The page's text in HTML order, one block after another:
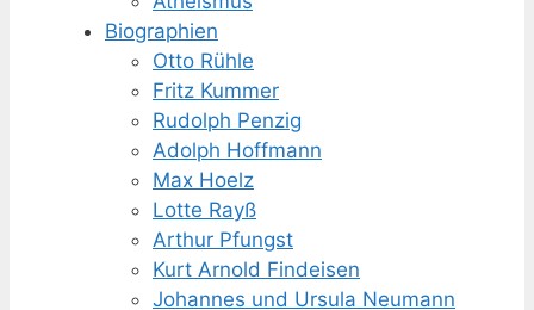
Biographien
Otto Rühle
Fritz Kummer
Rudolph Penzig
Adolph Hoffmann
Max Hoelz
Lotte Rayß
Arthur Pfungst
Kurt Arnold Findeisen
Johannes und Ursula Neumann